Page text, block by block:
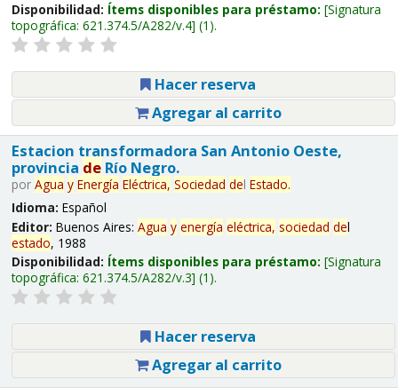
Disponibilidad: Ítems disponibles para préstamo: Signatura
topográfica: 621.374.5/A282/v.4 (1).
Hacer reserva
Agregar al carrito
Estacion transformadora San Antonio Oeste,
provincia deRío Negro.
por Agua y Energía Eléctrica, Sociedad del Estado.
Idioma: Español
Editor: Buenos Aires: Agua y energía eléctrica, sociedad del
estado, 1988
Disponibilidad: Ítems disponibles para préstamo: Signatura
topográfica: 621.374.5/A282/v.3 (1).
Hacer reserva
Agregar al carrito